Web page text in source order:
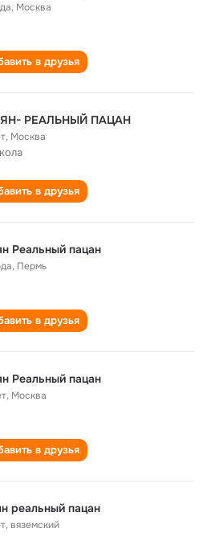
, Москва
в друзья
РЕАЛЬНЫЙ ПАЦАН
, Москва
в друзья
Реальный пацан
, Пермь
в друзья
Реальный пацан
, Москва
в друзья
реальный пацан
,вяземский